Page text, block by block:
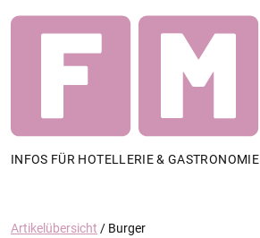
INFOS FÜR HOTELLERIE & GASTRONOMIE
Artikelübersicht / Burger